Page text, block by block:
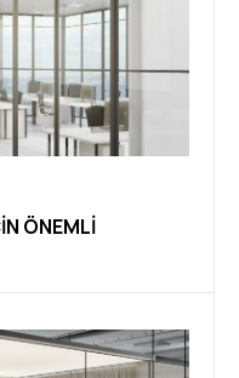
ÖNEMLI